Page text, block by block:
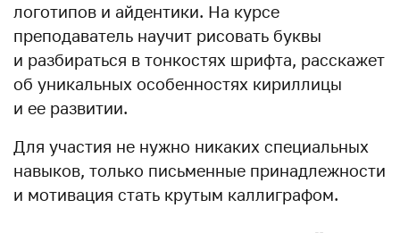
логотипов и айдентики. На курсе
преподаватель научит рисовать буквы
и разбираться в тонкостях шрифта, расскажет
об уникальных особенностях кириллицы
и ее развитии.
Для участия не нужно никаких специальных
навыков, только письменные принадлежности
и мотивация стать крутым каллиграфом.